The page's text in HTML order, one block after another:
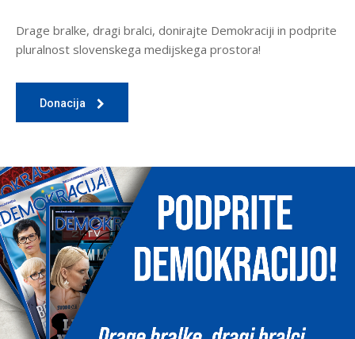
Drage bralke, dragi bralci, donirajte Demokraciji in podprite
pluralnost slovenskega medijskega prostora!
Donacija